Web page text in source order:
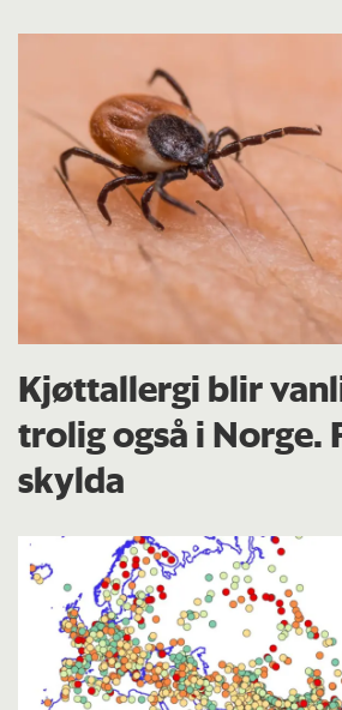
Kjøttallergi blir
trolig også i Norge.
skylda